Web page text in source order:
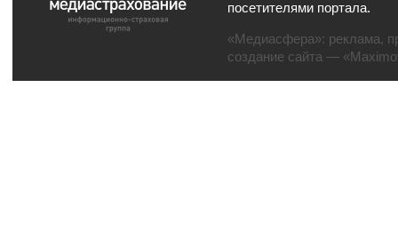
посетителями портала.
«Медиасфера»: реклама,
создание сайта —